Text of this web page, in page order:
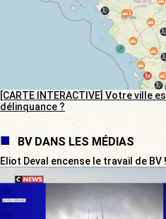
[CARTE INTERACTIVE] Votre ville
délinquance ?
BV DANS LES MÉDIAS
Eliot Deval encense le travail de BV !